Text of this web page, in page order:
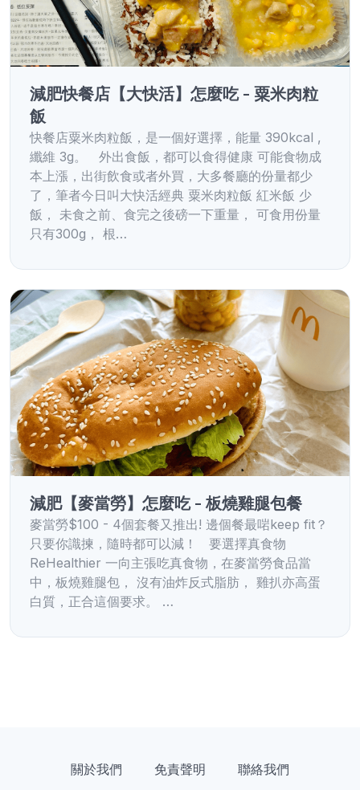
減肥快餐店【大快活】怎麼吃 - 粟米肉粒
飯
快餐店粟米肉粒飯，是一個好選擇，能量 390kcal ,
纖維 3g。 外出食飯，都可以食得健康 可能食物成
本上漲，出街飲食或者外買，大多餐廳的份量都少
了，筆者今日叫大快活經典 粟米肉粒飯 紅米飯 少
飯， 未食之前、食完之後磅一下重量， 可食用份量
只有300g， 根…
減肥【麥當勞】怎麼吃 - 板燒雞腿包餐
麥當勞$100 - 4個套餐又推出! 邊個餐最啱keep fit？
只要你識揀，隨時都可以減！ 要選擇真食物
ReHealthier 一向主張吃真食物，在麥當勞食品當
中，板燒雞腿包， 沒有油炸反式脂肪， 雞扒亦高蛋
白質，正合這個要求。 …
關於我們 免責聲明 聯絡我們